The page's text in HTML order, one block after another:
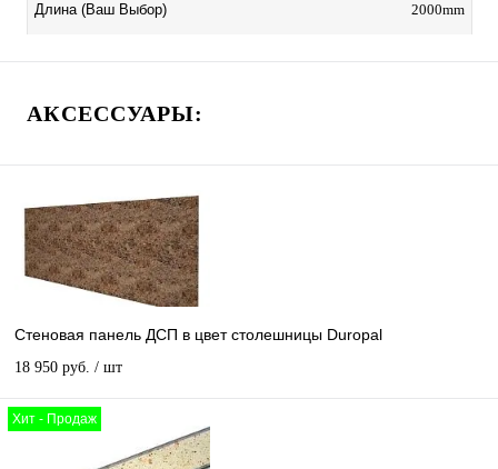
Длина (Ваш Выбор) 2000mm
АКСЕССУАРЫ:
Стеновая панель ДСП в цвет столешницы Duropal
18 950 руб. / шт
Хит - Продаж